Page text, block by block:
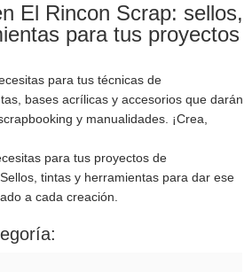
El Rincon Scrap: sellos,
para tus proyectos
para tus técnicas de
bases acrílicas y accesorios que darán
y manualidades. ¡Crea,
para tus proyectos de
tintas y herramientas para dar ese
a cada creación.